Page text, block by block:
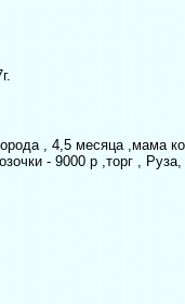
, 4,5 месяца ,мама
- 9000 р ,торг , Руза,